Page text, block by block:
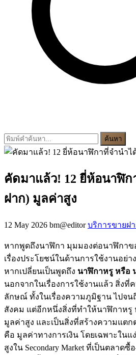
ค้นหา
คัดมาแล้ว! 12 ยี่ห้อนาฬิก
ฝาก) มูลค่าสูง
12 May 2026 bm@editor บริการขายฝ
หากพูดถึงนาฬิกา มุมมองต่อนาฬิกาข
เรื่องประโยชน์ในด้านการใช้งานอย่า
หากเปลี่ยนเป็นพูดถึง นาฬิกาหรู หรือ
นอกจากในเรื่องการใช้งานแล้ว สิ่ง
ลักษณ์ ทั้งในเรื่องความภูมิฐาน ไปจน
สังคม แต่อีกหนึ่งสิ่งที่ทำให้นาฬิกาหรู
มูลค่าสูง และเป็นสิ่งที่สร้างความแต
คือ มูลค่าทางการเงิน โดยเฉพาะใน
สูงใน Secondary Market ที่เป็นตลาดซื้